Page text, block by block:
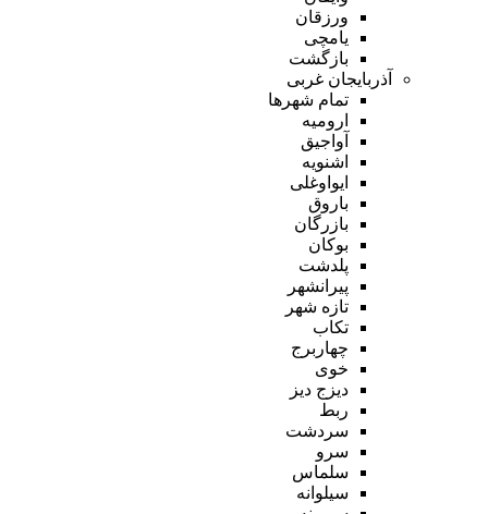
ورزقان
یامچی
بازگشت
آذربایجان غربی
تمام شهر‌ها
ارومیه
آواجیق
اشنویه
ایواوغلی
باروق
بازرگان
بوکان
پلدشت
پیرانشهر
تازه شهر
تکاب
چهاربرج
خوی
دیزج دیز
ربط
سردشت
سرو
سلماس
سیلوانه